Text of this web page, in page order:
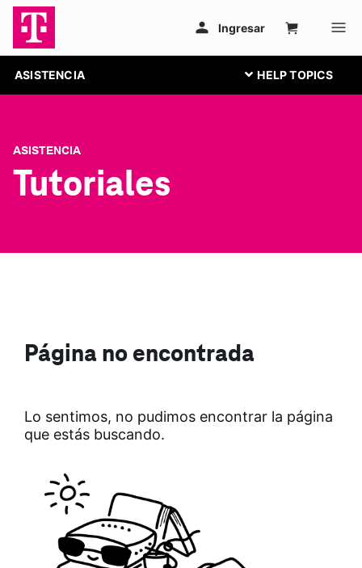
ASISTENCIA
ASISTENCIA
Tutoriales